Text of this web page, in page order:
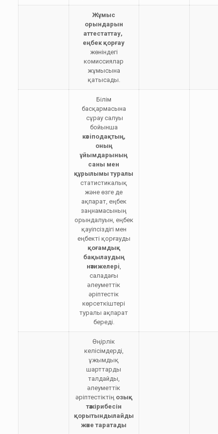
Жұмыс
орындарын
аттестаттау,
еңбек қорғау
жөніндегі
комиссиялар
жұмысына
қатысады.
Бiлiм
басқармасына
сұрау салуы
бойынша
кәсiподақтың,
оның
ұйымдарының
саны мен
құрылымы туралы
статистикалық
және өзге де
ақпарат, еңбек
заңнамасының
орындалуын, еңбек
қауiпсiздiгi мен
еңбектi қорғауды
қоғамдық
бақылаудың
нәтижелерi,
саладағы
әлеуметтiк
әрiптестiк
көрсеткiштерi
туралы ақпарат
бередi.
Өңірлік
келісімдерді,
ұжымдық
шарттарды
талдайды,
әлеуметтік
әріптестіктің озық
тәжірибесін
қорытындылайды
және таратады